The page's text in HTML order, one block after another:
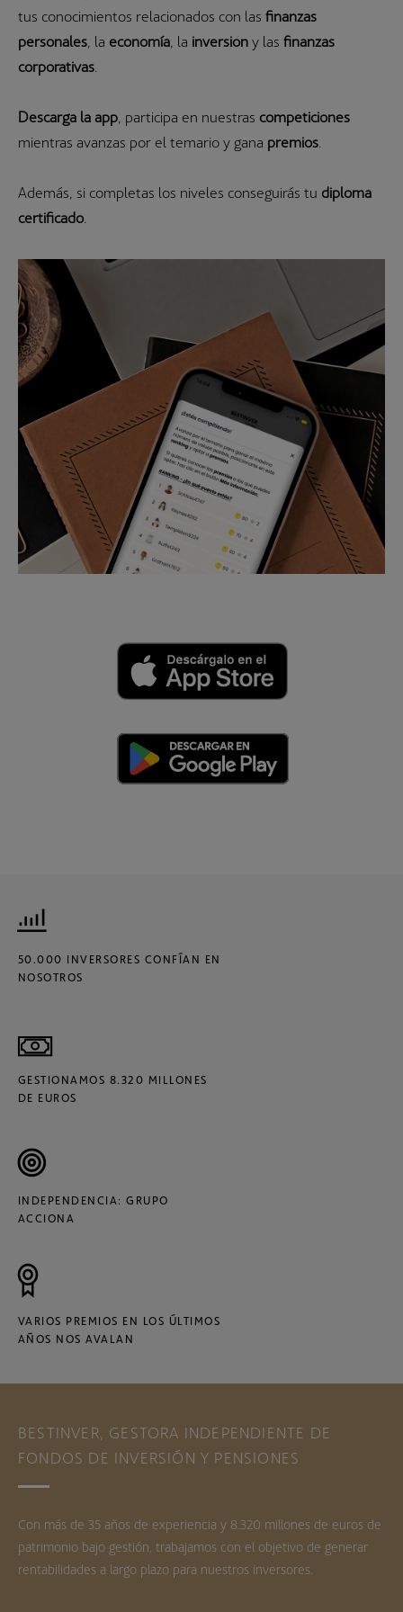
tus conocimientos relacionados con las finanzas
personales , la economía , la inversióny las finanzas
corporativas
Descarga la app , participa en nuestras competiciones
mientras avanzas por el temario y gana premios
Además, si completas los niveles conseguirás tu diploma
certificado
50.000 INVERSORES CONFÍAN EN
NOSOTROS
GESTIONAMOS 8.320 MILLONES
DE EUROS
INDEPENDENCIA: GRUPO
ACCIONA
VARIOS PREMIOS EN LOS ÚLTIMOS
AÑOS NOS AVALAN
BESTINVER, GESTORA INDEPENDIENTE DE
FONDOS DE INVERSIÓN Y PENSIONES
Con más de 35 años de experiencia y 8.320 millones de euros de
patrimonio bajo gestión, trabajamos con el objetivo de generar
rentabilidades a largo plazo para nuestros inversores.